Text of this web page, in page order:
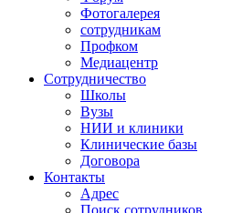
Фотогалерея
сотрудникам
Профком
Медиацентр
Сотрудничество
Школы
Вузы
НИИ и клиники
Клинические базы
Договора
Контакты
Адрес
Поиск сотрудников